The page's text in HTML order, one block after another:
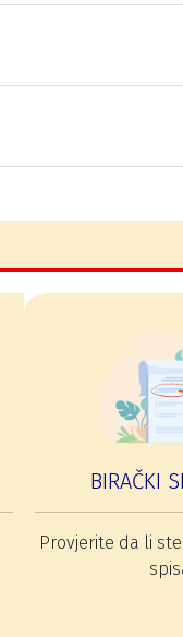
BIRAČKI
Provjerite da li